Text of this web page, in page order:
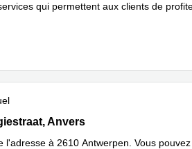
qui permettent aux clients de
19, Anvers
Anvers
l'adresse à 2610 Antwerpen. Vous